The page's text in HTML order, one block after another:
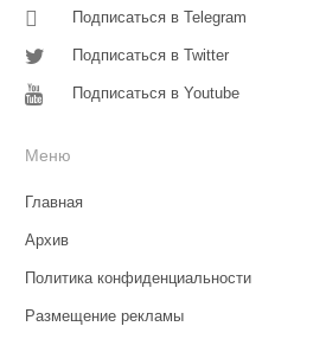
Подписаться в Telegram
Подписаться в Twitter
Подписаться в Youtube
Меню
Главная
Архив
Политика конфиденциальности
Размещение рекламы